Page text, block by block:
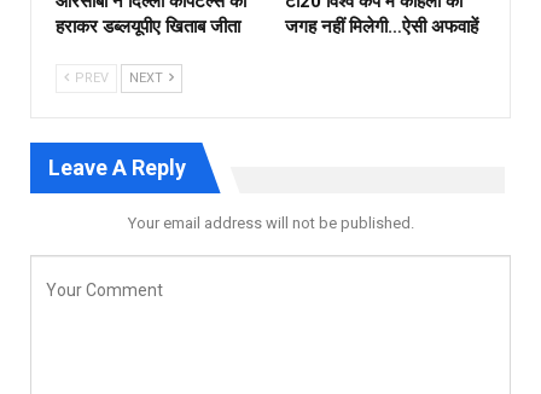
हराकर डब्लयूपीए खिताब जीता
जगह नहीं मिलेगी…ऐसी अफवाहें
PREV NEXT
Leave A Reply
Your email address will not be published.